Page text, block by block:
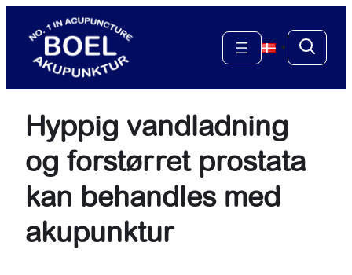
indhold
▼
Hyppig vandladning
og forstørret prostata
kan behandles med
akupunktur